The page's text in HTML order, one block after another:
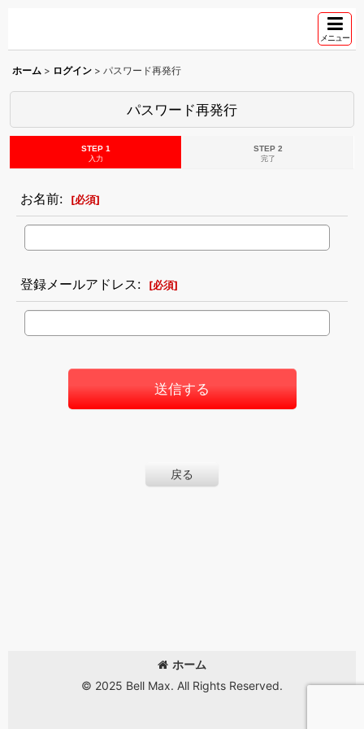
メニュー
ホーム > ログイン > パスワード再発行
パスワード再発行
STEP 1
入力
STEP 2
完了
お名前: [必須]
登録メールアドレス: [必須]
送信する
戻る
ホーム
© 2025 Bell Max. All Rights Reserved.